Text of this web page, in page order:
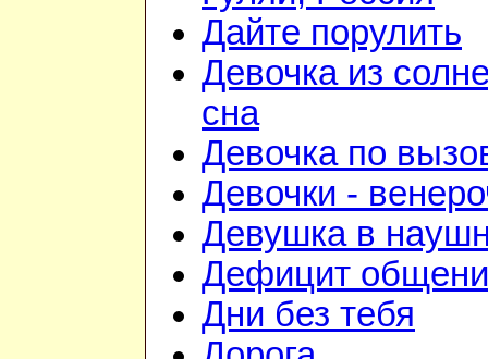
Дайте порулить
Девочка из
сна
Девочка по
Девочки -
Девушка в
Дефицит
Дни без тебя